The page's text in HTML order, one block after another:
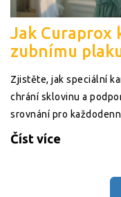
Jak Curaprox
zubnímu
Zjistěte, jak speciální
chrání sklovinu a
srovnání pro
Číst více